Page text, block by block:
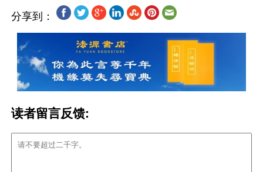
分享到：
读者留言反馈: